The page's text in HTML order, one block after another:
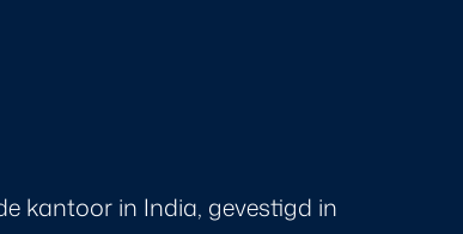
kantoor in India, gevestigd in